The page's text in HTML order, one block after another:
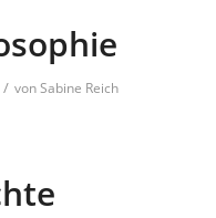
/ vonSabine Reich